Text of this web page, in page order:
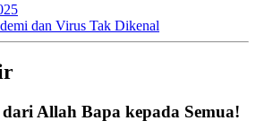
dan Virus Tak Dikenal
Allah Bapa kepada Semua!